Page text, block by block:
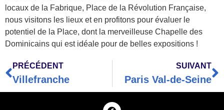
locaux de la Fabrique, Place de la Révolution Française,
nous visitons les lieux et en profitons pour évaluer le
potentiel de la Place, dont la merveilleuse Chapelle des
Dominicains qui est idéale pour de belles expositions !
PRÉCÉDENT
Villefranche
SUIVANT
Paris Val-de-Seine